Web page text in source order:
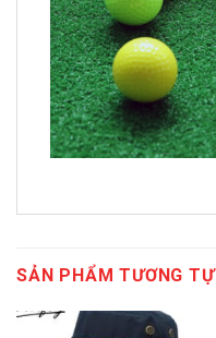
SẢN PHẨM TƯƠNG TỰ